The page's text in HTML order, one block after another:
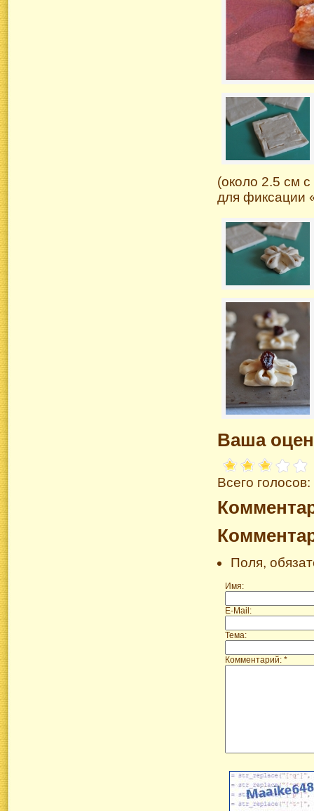
(около 2.5 см
для фиксации
Ваша
Всего
Поля,
Имя:
E-Mail:
Тема:
Комментарий: *